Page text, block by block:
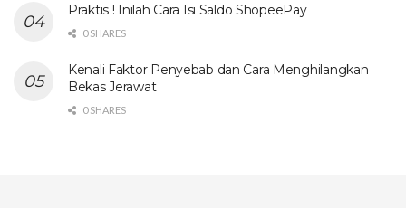
Praktis ! Inilah Cara Isi Saldo ShopeePay
0 SHARES
Kenali Faktor Penyebab dan Cara Menghilangkan
Bekas Jerawat
0 SHARES